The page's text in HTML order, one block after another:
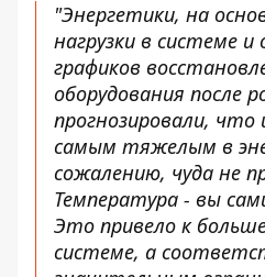
"Энергетики, на
нагрузки в системе
графиков
оборудования после
прогнозировали,
самым тяжелым в
сожалению, чуда не
Температура - вы
Это привело к
системе, а